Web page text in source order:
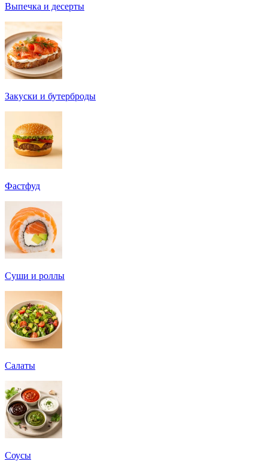
Выпечка и десерты
Закуски и бутерброды
Фастфуд
Суши и роллы
Салаты
Соусы